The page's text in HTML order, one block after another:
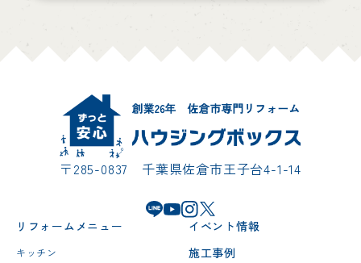
〒285-0837 千葉県佐倉市王子台4-1-14
リフォームメニュー
キッチン
イベント情報
施工事例